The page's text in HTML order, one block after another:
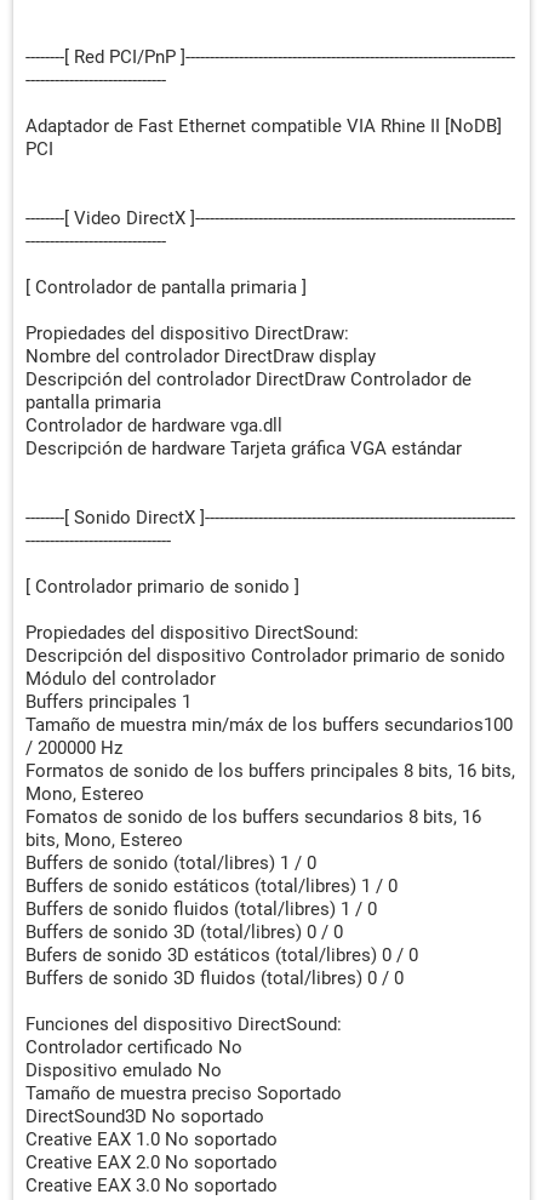
--------[ Red PCI/PnP ]--------------------------------------------------------------------
-----------------------------
Adaptador de Fast Ethernet compatible VIA Rhine II [NoDB]
PCI
--------[ Video DirectX ]------------------------------------------------------------------
-----------------------------
[ Controlador de pantalla primaria ]
Propiedades del dispositivo DirectDraw:
Nombre del controlador DirectDraw display
Descripción del controlador DirectDraw Controlador de
pantalla primaria
Controlador de hardware vga.dll
Descripción de hardware Tarjeta gráfica VGA estándar
--------[ Sonido DirectX ]----------------------------------------------------------------
------------------------------
[ Controlador primario de sonido ]
Propiedades del dispositivo DirectSound:
Descripción del dispositivo Controlador primario de sonido
Módulo del controlador
Buffers principales 1
Tamaño de muestra min/máx de los buffers secundarios100
/ 200000 Hz
Formatos de sonido de los buffers principales 8 bits, 16 bits,
Mono, Estereo
Fomatos de sonido de los buffers secundarios 8 bits, 16
bits, Mono, Estereo
Buffers de sonido (total/libres) 1 / 0
Buffers de sonido estáticos (total/libres) 1 / 0
Buffers de sonido fluidos (total/libres) 1 / 0
Buffers de sonido 3D (total/libres) 0 / 0
Bufers de sonido 3D estáticos (total/libres) 0 / 0
Buffers de sonido 3D fluidos (total/libres) 0 / 0
Funciones del dispositivo DirectSound:
Controlador certificado No
Dispositivo emulado No
Tamaño de muestra preciso Soportado
DirectSound3D No soportado
Creative EAX 1.0 No soportado
Creative EAX 2.0 No soportado
Creative EAX 3.0 No soportado